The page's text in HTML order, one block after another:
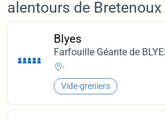
alentours de Bretenoux
Blyes
Farfouille Géante de
-
Vide-greniers